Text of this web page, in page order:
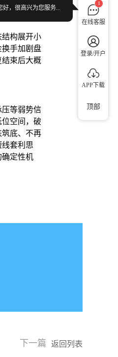
构展开小
手加剧盘
束后大概
压等弱势信
空间，破
筑底、不再
套利思
确定性机
下一篇 返回列表
1
在线客服
登录/开户
APP下载
好，很高兴为您服务...
顶部